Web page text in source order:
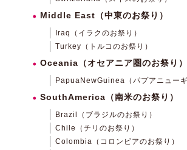
Middle East（中東のお祭り）
Iraq（イラクのお祭り）
Turkey（トルコのお祭り）
Oceania（オセアニア圏のお祭り）
PapuaNewGuinea（パプアニューギ
SouthAmerica（南米のお祭り）
Brazil（ブラジルのお祭り）
Chile（チリのお祭り）
Colombia（コロンビアのお祭り）